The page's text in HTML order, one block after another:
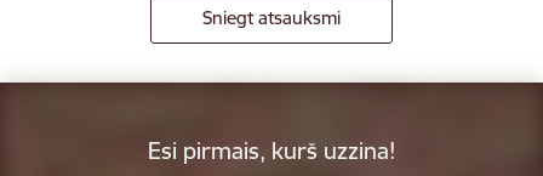
Sniegt atsauksmi
Esi pirmais, kurš uzzina!